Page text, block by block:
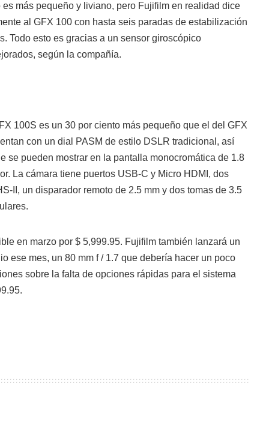
más pequeño y liviano, pero Fujifilm en realidad dice
al GFX 100 con hasta seis paradas de estabilización
Todo esto es gracias a un sensor giroscópico
según la compañía.
100S es un 30 por ciento más pequeño que el del GFX
con un dial PASM de estilo DSLR tradicional, así
se pueden mostrar en la pantalla monocromática de 1.8
La cámara tiene puertos USB-C y Micro HDMI, dos
II, un disparador remoto de 2.5 mm y dos tomas de 3.5
en marzo por $ 5,999.95. Fujifilm también lanzará un
ese mes, un 80 mm f / 1.7 que debería hacer un poco
sobre la falta de opciones rápidas para el sistema